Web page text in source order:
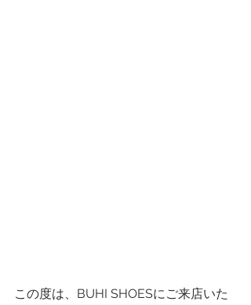
この度は、BUHI SHOESにご来店いた